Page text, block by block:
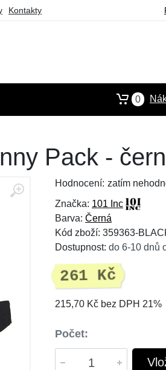
Kontakty
0
Pack -
Hodnocení: zatím
Značka: 101 Inc
Barva: Černá
Kód zboží: 359363-
Dostupnost: do 6-10 dnů
261 Kč
215,70 Kč bez DPH 21%
Počet: